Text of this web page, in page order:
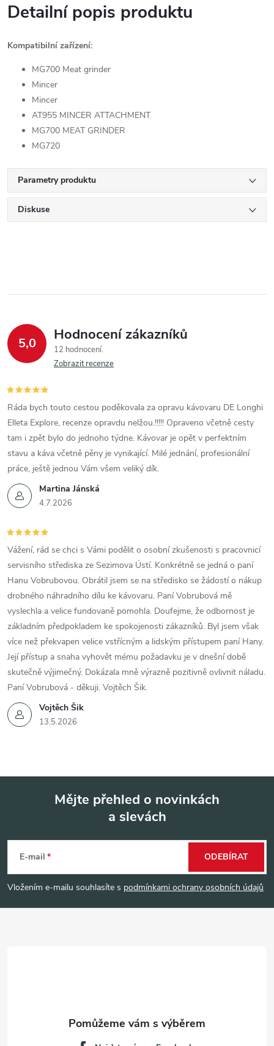
Detailní popis produktu
Kompatibilní zařízení:
MG700 Meat grinder
Mincer
Mincer
AT955 MINCER ATTACHMENT
MG700 MEAT GRINDER
MG720
Parametry produktu
Diskuse
5,0 Hodnocení zákazníků
12 hodnocení
Zobrazit recenze
Martina Jánská
4.7.2026
Ráda bych touto cestou poděkovala za opravu kávovaru DE Longhi
Elleta Explore, recenze opravdu nelžou.!!!!! Opraveno včetně cesty
tam i zpět bylo do jednoho týdne. Kávovar je opět v perfektním
stavu a káva včetně pěny je vynikající. Milé jednání, profesionální
práce, ještě jednou Vám všem veliký dík.
Vojtěch Šik
13.5.2026
Vážení, rád se chci s Vámi podělit o osobní zkušenosti s pracovnicí
servisního střediska ze Sezimova Ústí. Konkrétně se jedná o paní
Hanu Vobrubovou. Obrátil jsem se na středisko se žádostí o nákup
drobného náhradního dílu ke kávovaru. Paní Vobrubová mě
vyslechla a velice fundovaně pomohla. Doufejme, že odbornost je
základním předpokladem ke spokojenosti zákazníků. Byl jsem však
více než překvapen velice vstřícným a lidským přístupem paní Hany.
Její přístup a snaha vyhovět mému požadavku je v dnešní době
skutečně výjimečný. Dokázala mně výrazně pozitivně ovlivnit náladu.
Paní Vobrubová - děkuji. Vojtěch Šik.
p
a
Mějte přehled o novinkách
a slevách
E-mail
Vložením e-mailu souhlasíte s podmínkami ochrany osobních údajů
ODEBÍRAT